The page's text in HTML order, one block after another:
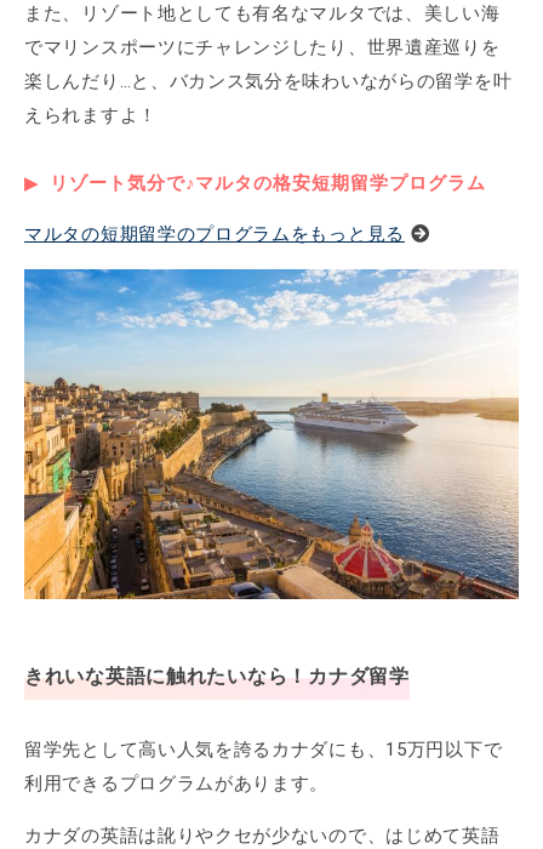
また、リゾート地としても有名なマルタでは、美しい海
でマリンスポーツにチャレンジしたり、世界遺産巡りを
楽しんだり…と、バカンス気分を味わいながらの留学を叶
えられますよ！
リゾート気分で♪マルタの格安短期留学プログラム
マルタの短期留学のプログラムをもっと見る
きれいな英語に触れたいなら！カナダ留学
留学先として高い人気を誇るカナダにも、15万円以下で
利用できるプログラムがあります。
カナダの英語は訛りやクセが少ないので、はじめて英語